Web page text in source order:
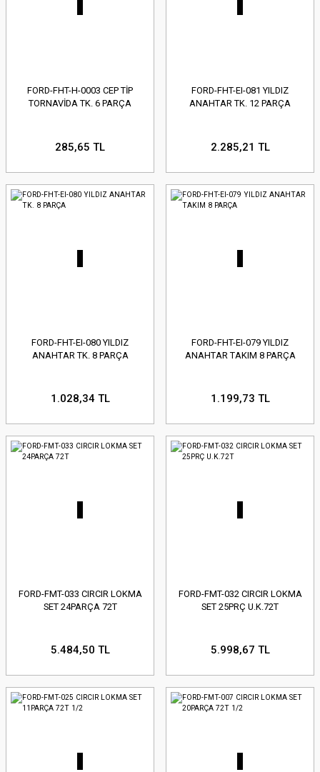
FORD-FHT-H-0003 CEP TİP
TORNAVİDA TK. 6 PARÇA
285,65 TL
FORD-FHT-EI-081 YILDIZ
ANAHTAR TK. 12 PARÇA
2.285,21 TL
FORD-FHT-EI-080 YILDIZ
ANAHTAR TK. 8 PARÇA
1.028,34 TL
FORD-FHT-EI-079 YILDIZ
ANAHTAR TAKIM 8 PARÇA
1.199,73 TL
FORD-FMT-033 CIRCIR LOKMA
SET 24PARÇA 72T
5.484,50 TL
FORD-FMT-032 CIRCIR LOKMA
SET 25PRÇ U.K.72T
5.998,67 TL